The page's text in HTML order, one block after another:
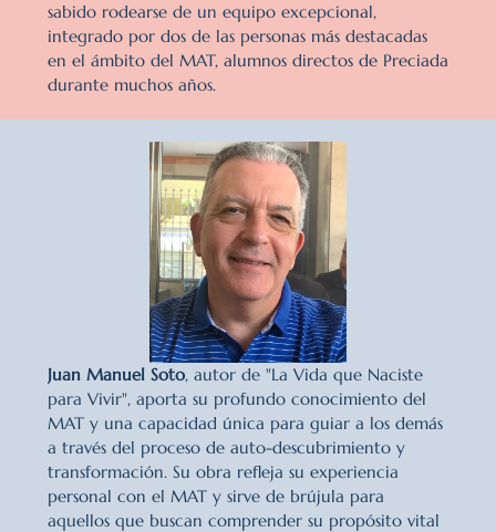
sabido rodearse de un equipo excepcional,
integrado por dos de las personas más destacadas
en el ámbito del MAT, alumnos directos de Preciada
durante muchos años.
Juan Manuel Soto, autor de "La Vida que Naciste
para Vivir", aporta su profundo conocimiento del
MAT y una capacidad única para guiar a los demás
a través del proceso de auto-descubrimiento y
transformación. Su obra refleja su experiencia
personal con el MAT y sirve de brújula para
aquellos que buscan comprender su propósito vital